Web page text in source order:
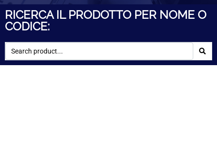
RICERCA IL PRODOTTO PER NOME O
CODICE: